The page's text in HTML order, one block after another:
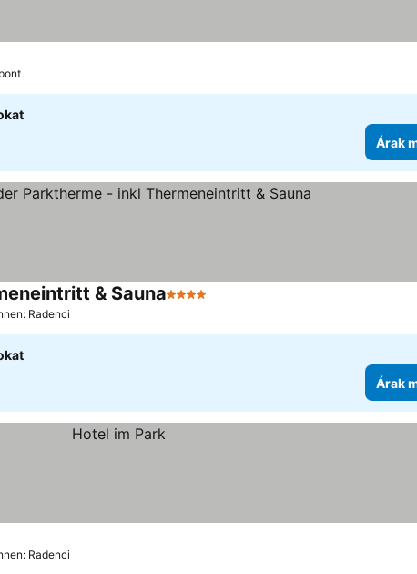
Árak
& Sauna4 Kategória
Radenci
Árak
Radenci